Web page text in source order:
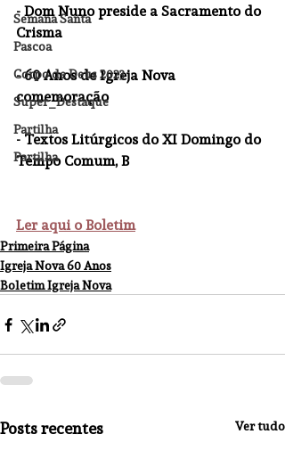
Semana Santa
Pascoa
Corpo de Deus 2023
Super_Destaque
Partilha
Partilha
- Dom Nuno preside a Sacramento do
Crisma
- 60 Anos de Igreja Nova
comemoração
- Textos Litúrgicos do XI Domingo do
Tempo Comum, B
Ler aqui o Boletim
Primeira Página
Igreja Nova 60 Anos
Boletim Igreja Nova
Posts recentes Ver tudo